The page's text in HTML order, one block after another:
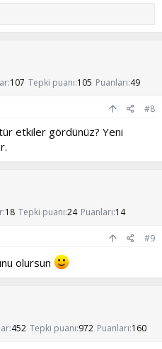
107 Tepki puanı 105 Puanları 49
#8
etkiler gördünüz? Yeni
18 Tepki puanı 24 Puanları 14
#9
olursun
452 Tepki puanı 972 Puanları 160